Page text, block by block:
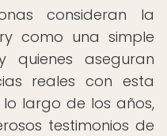
consideran la
como una simple
quienes aseguran
reales con esta
largo de los años,
testimonios de